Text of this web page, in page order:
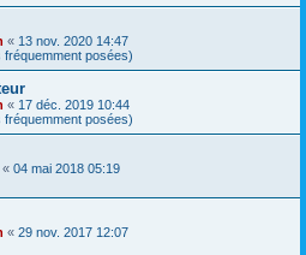
« 13 nov. 2020 14:47
fréquemment posées)
« 17 déc. 2019 10:44
fréquemment posées)
« 04 mai 2018 05:19
« 29 nov. 2017 12:07